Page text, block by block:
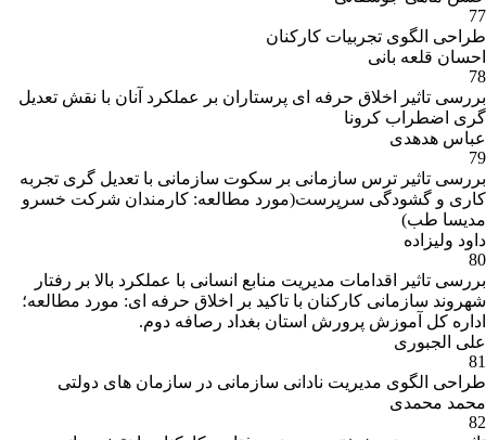
77
طراحی الگوی تجربیات کارکنان
احسان قلعه بانی
78
بررسی تاثیر اخلاق حرفه ای پرستاران بر عملکرد آنان با نقش تعدیل
گری اضطراب کرونا
عباس هدهدی
79
بررسی تاثیر ترس سازمانی بر سکوت سازمانی با تعدیل گری تجربه
کاری و گشودگی سرپرست(مورد مطالعه: کارمندان شرکت خسرو
مدیسا طب)
داود ولیزاده
80
بررسی تاثیر اقدامات مدیریت منابع انسانی با عملکرد بالا بر رفتار
شهروند سازمانی کارکنان با تاکید بر اخلاق حرفه ای: مورد مطالعه؛
اداره کل آموزش پرورش استان بغداد رصافه دوم.
علی الجبوری
81
طراحی الگوی مدیریت نادانی سازمانی در سازمان های دولتی
محمد محمدی
82